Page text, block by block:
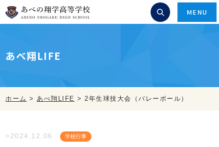
MENU
あべ翔LIFE
ホーム >あべ翔LIFE >2年生球技大会（バレーボール）
>2024.12.06 学校行事